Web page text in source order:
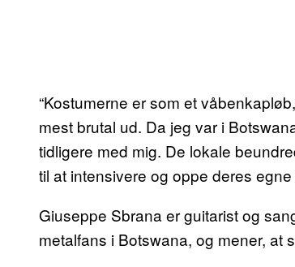
“Kostumerne er som et
mest brutal ud. Da jeg var i
tidligere med mig. De lokale
til at intensivere og oppe deres egne
Giuseppe Sbrana er guitarist og
metalfans i Botswana, og mener, at